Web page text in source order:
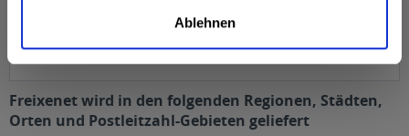
Ablehnen
Ungebrochen seit 150 Jahren.
Freixenet wird in den folgenden Regionen, Städten,
Orten und Postleitzahl-Gebieten geliefert